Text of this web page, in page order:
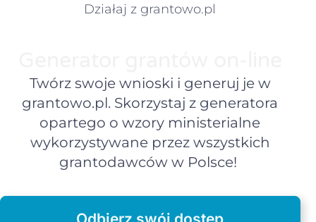
Działaj z grantowo.pl
Twórz swoje wnioski i generuj je w
grantowo.pl. Skorzystaj z generatora
opartego o wzory ministerialne
wykorzystywane przez wszystkich
grantodawców w Polsce!